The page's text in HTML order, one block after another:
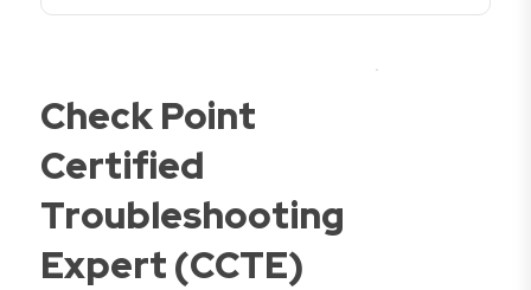
Check Point
Certified
Troubleshooting
Expert (CCTE)